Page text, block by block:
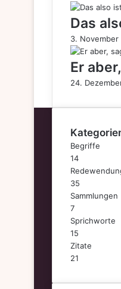
Das
3. November
Er
24.
Begriffe
14
35
Sammlungen
7
Sprichworte
15
Zitate
21